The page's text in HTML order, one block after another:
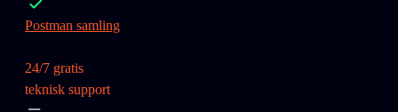
Postman samling
24/7 gratis
teknisk support